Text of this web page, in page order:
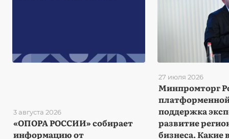
«ОПОРА РОССИИ» собирает
информацию от
3 августа 2026
Минпромторг
поддержка
развитие
бизнеса. Какие
27 июля 2026